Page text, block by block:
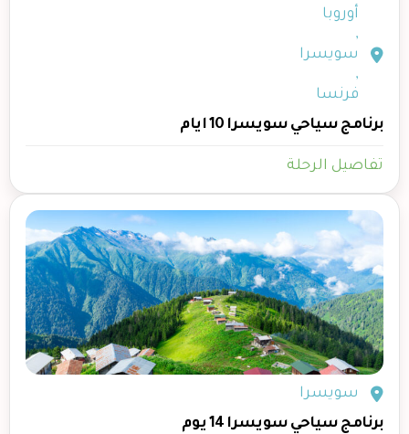
أوروبا
,
سويسرا
,
فرنسا
برنامج سياحي سويسرا 10 ايام
تفاصيل الرحلة
سويسرا
برنامج سياحي سويسرا 14 يوم